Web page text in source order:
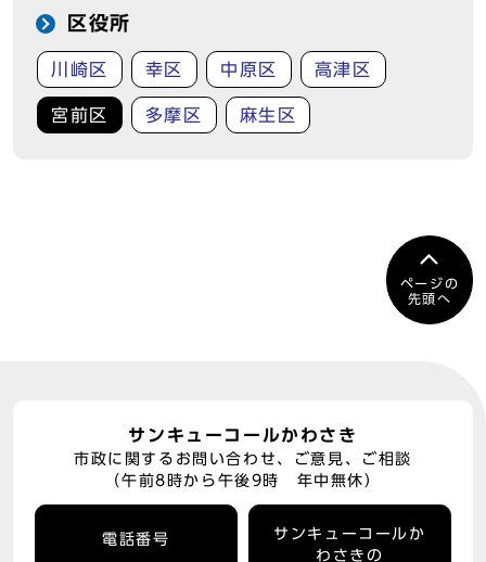
区役所
川崎区 幸区 中原区 高津区
宮前区 多摩区 麻生区
ページの
先頭へ
サンキューコールかわさき
市政に関するお問い合わせ、ご意見、ご相談
（午前8時から午後9時 年中無休）
電話番号
サンキューコールか
わさきの